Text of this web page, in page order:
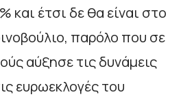
και έτσι δε θα είναι στο
παρόλο που σε
αύξησε τις δυνάμεις
ευρωεκλογές του